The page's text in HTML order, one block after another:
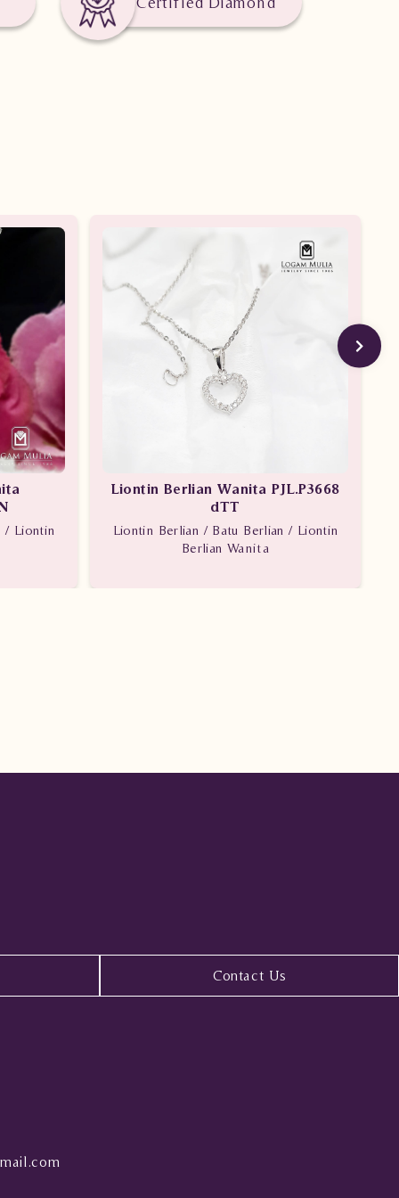
/ Liontin
Liontin Berlian Wanita PJL.P3668
dTT
Liontin Berlian / Batu Berlian / Liontin
Berlian Wanita
Contact Us